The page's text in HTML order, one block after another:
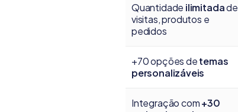
Quantidade ilimitadade
visitas, produtos e
pedidos
+70 opções detemas
personalizáveis
Integração com+30